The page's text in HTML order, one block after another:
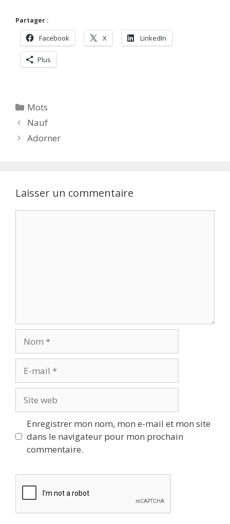
Partager :
Facebook X LinkedIn
Plus
Catégories
Mots
Nauf
Adorner
Laisser un commentaire
mail
web
Enregistrer mon nom, mon e-mail et mon site
dans le navigateur pour mon prochain
commentaire.